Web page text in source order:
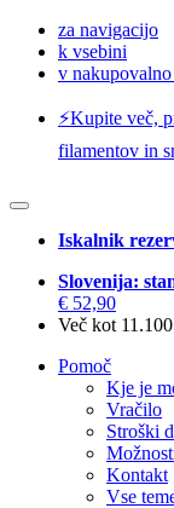
za navigacijo
k vsebini
v
⚡️Kupite več,
filamentov in
Iskalnik
Slovenija:
€ 52,90
Več kot
Pomoč
Kje je
Vračilo
Stroški
Kontakt
Vse